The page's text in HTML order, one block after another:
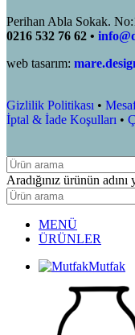
Perihan Abla Sokak.
0216 532 76 62 •
web tasarım:
Gizlilik Politikası •
İptal & İade Koşulları •
Aradığınız ürünün adını
MENÜ
ÜRÜNLER
Mutfak